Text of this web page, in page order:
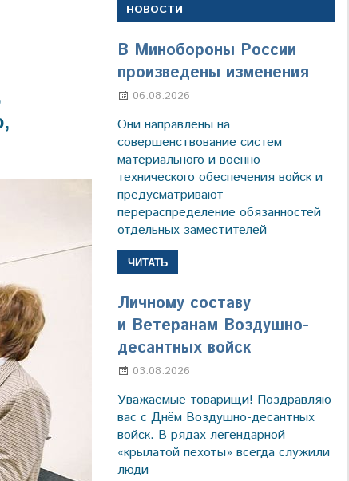
НОВОСТИ
В Минобороны России
произведены изменения
06.08.2026
Они направлены на
совершенствование систем
материального и военно-
технического обеспечения войск и
предусматривают
перераспределение обязанностей
отдельных заместителей
ЧИТАТЬ
Личному составу
и Ветеранам Воздушно-
десантных войск
03.08.2026
Уважаемые товарищи! Поздравляю
вас с Днём Воздушно-десантных
войск. В рядах легендарной
«крылатой пехоты» всегда служили
люди